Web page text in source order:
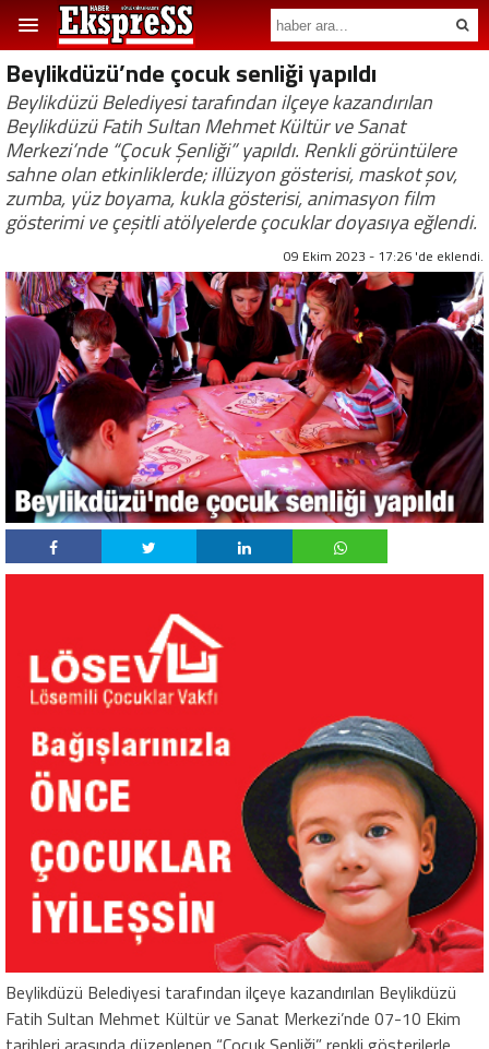
Beylikdüzü’nde çocuk senliği yapıldı
Beylikdüzü Belediyesi tarafından ilçeye kazandırılan
Beylikdüzü Fatih Sultan Mehmet Kültür ve Sanat
Merkezi’nde “Çocuk Şenliği” yapıldı. Renkli görüntülere
sahne olan etkinliklerde; illüzyon gösterisi, maskot şov,
zumba, yüz boyama, kukla gösterisi, animasyon film
gösterimi ve çeşitli atölyelerde çocuklar doyasıya eğlendi.
09 Ekim 2023 - 17:26 'de eklendi.
Beylikdüzü Belediyesi tarafından ilçeye kazandırılan Beylikdüzü
Fatih Sultan Mehmet Kültür ve Sanat Merkezi’nde 07-10 Ekim